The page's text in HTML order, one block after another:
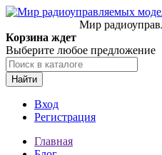
Мир
Корзина ждет
Выберите любое предложение
Найти
Вход
Регистрация
Главная